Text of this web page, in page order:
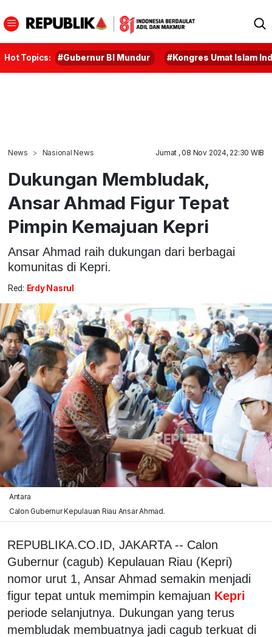
Hot Topics: #Gubernur BI Mundur #Kongres Umat Islam
News Nasional News Jumat , 08 Nov 2024, 22:30 WIB
Dukungan Membludak,
Ansar Ahmad Figur Tepat
Pimpin Kemajuan Kepri
Ansar Ahmad raih dukungan dari berbagai
komunitas di Kepri.
Red: Erdy Nasrul
Antara
Calon Gubernur Kepulauan Riau Ansar Ahmad.
REPUBLIKA.CO.ID, JAKARTA -- Calon
Gubernur (cagub) Kepulauan Riau (Kepri)
nomor urut 1, Ansar Ahmad semakin menjadi
figur tepat untuk memimpin kemajuan Kepri
periode selanjutnya. Dukungan yang terus
membludak membuatnya jadi cagub terkuat di